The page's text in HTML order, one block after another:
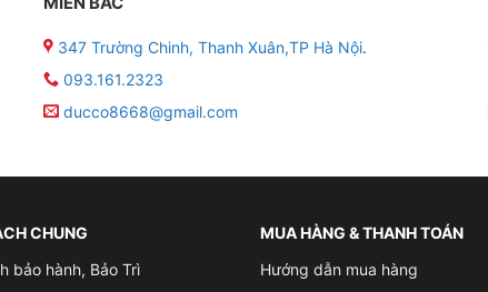
347 Trường Chinh, Thanh Xuân,TP Hà Nội.
093.161.2323
ducco8668@gmail.com
CHUNG
bảo hành, Bảo Trì
MUA HÀNG & THANH TOÁN
Hướng dẫn mua hàng